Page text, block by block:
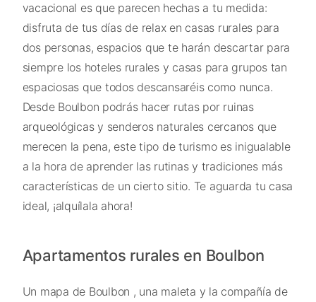
vacacional es que parecen hechas a tu medida:
disfruta de tus días de relax en casas rurales para
dos personas, espacios que te harán descartar para
siempre los hoteles rurales y casas para grupos tan
espaciosas que todos descansaréis como nunca.
Desde Boulbon podrás hacer rutas por ruinas
arqueológicas y senderos naturales cercanos que
merecen la pena, este tipo de turismo es inigualable
a la hora de aprender las rutinas y tradiciones más
características de un cierto sitio. Te aguarda tu casa
ideal, ¡alquílala ahora!
Apartamentos rurales en Boulbon
Un mapa de Boulbon , una maleta y la compañía de